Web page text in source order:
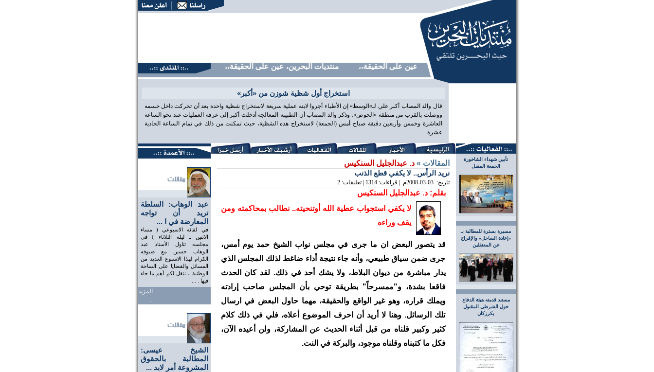
منتديات البحرين، عين على الحقيقة،، منتديات البحرين، عين على الحقيقة،، منتديات البحرين، عين على الحقيقة،، منتديات البحرين، عين على
استخراج أول شظية شوزن من «أكبر»
قال والد المصاب أكبر علي لـ»الوسط» إن الأطباء أجروا لابنه عملية سريعة لاستخراج شظية واحدة بعد أن تحركت داخل جسمه
ووصلت بالقرب من منطقة «الحوض». وذكر والد المصاب أن الطبيبة المعالجة أدخلت أكبر إلى غرفة العمليات عند نحو الساعة
العاشرة وخمس وأربعين دقيقة صباح أمس (الجمعة) لاستخراج هذه الشظية، حيث تمكنت من ذلك في تمام الساعة الحادية
عشرة. ...
تأبين شهداء الشاخورة
الجمعة المقبل
مسيرة بسترة للمطالبة بـ
«إعادة الساحل» والإفراج
عن المعتقلين
مستند قدمته هيئة الدفاع
حول الشرطي المقتول
بكرزكان
عبد الوهاب: السلطة
تريد أن تواجه
المعارضة في ا ...
في لقائه الاسبوعي ( مساء
الاثنين ـ ليلة الثلاثاء ) في
مجلسه تناول الأستاذ عبد
الوهاب حسين مع ضيوفه
الكرام لهذا الاسبوع العديد من
المسائل والقضايا على الساحة
الوطنية ، ننقل لكم أهم ما جاء
فيها . ...
المزيد
..
الشيخ عيسى:
المطالبة بالحقوق
المشروعة أمر لابد ...
المقالات »د. عبدالجليل السنكيس
نريد الرأس.. لا يكفي قطع الذنب
تاريخ: 2008-03-03م | قراءات: 1314 | تعليقات: 2
بقلم: د. عبدالجليل السنكيس
لا يكفي استجواب عطية الله أوتنحيته.. نطالب بمحاكمته ومن
يقف وراءه
قد يتصور البعض ان ما جرى في مجلس نواب الشيخ حمد يوم أمس،
جرى ضمن سياق طبيعي، وأنه جاء نتيجة أداء ضاغط لذلك المجلس الذي
يدار مباشرة من ديوان البلاط، ولا يشك أحد في ذلك. لقد كان الحدث
فاقعا بشدة، و"ممسرحاً" بطريقة توحي بأن المجلس صاحب إرادته
ويملك قراره، وهو غير الواقع والحقيقة، مهما حاول البعض في ارسال
تلك الرسائل. وهنا لا أريد أن احرف الموضوع أعلاه، فلي في ذلك كلام
كثير وكبير قلناه من قبل أثناء الحديث عن المشاركة، ولن أعيده الآن،
فكل ما كتبناه وقلناه موجود، والبركة في النت.